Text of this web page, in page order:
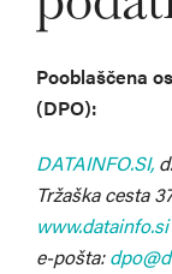
Pooblaščena
(DPO):
DATAINFO.SI,
Tržaška cesta
www.datainfo.si
e-pošta: